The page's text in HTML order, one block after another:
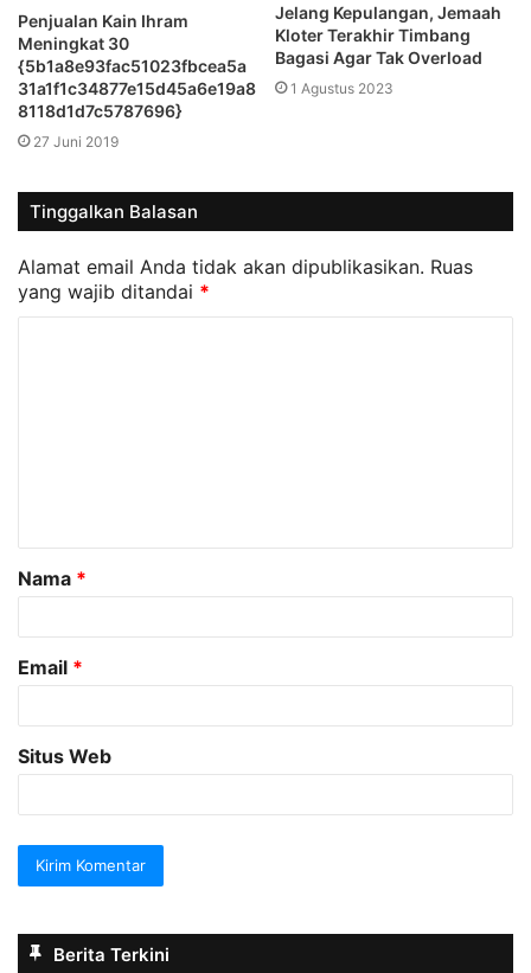
Penjualan Kain Ihram
Meningkat 30
{5b1a8e93fac51023fbcea5a
31a1f1c34877e15d45a6e19a8
8118d1d7c5787696}
27 Juni 2019
Jelang Kepulangan, Jemaah
Kloter Terakhir Timbang
Bagasi Agar Tak Overload
1 Agustus 2023
Tinggalkan Balasan
Alamat email Anda tidak akan dipublikasikan. Ruas
yang wajib ditandai *
a
r
Nama *
Email *
Situs Web
Berita Terkini